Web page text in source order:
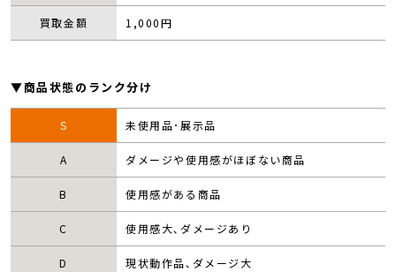
買取金額 1,000円
▼商品状態のランク分け
S 未使用品･展示品
A ダメージや使用感がほぼない商品
B 使用感がある商品
C 使用感大､ダメージあり
D 現状動作品､ダメージ大